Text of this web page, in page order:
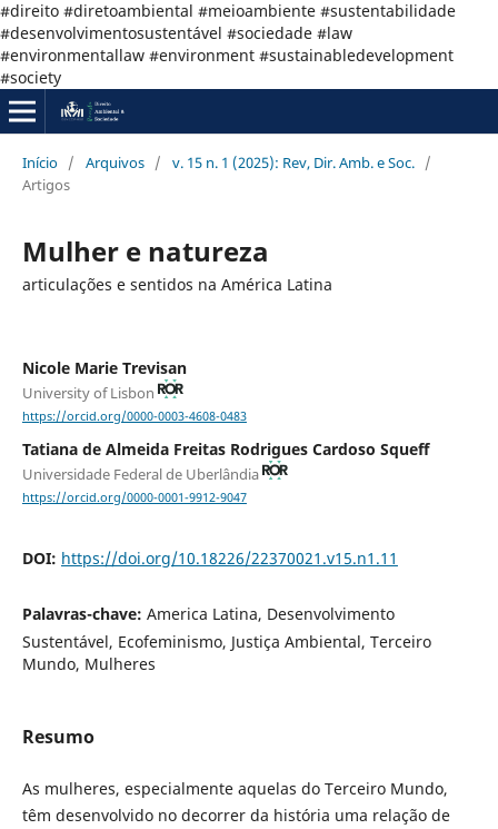
#direito #diretoambiental #meioambiente #sustentabilidade
#desenvolvimentosustentável #sociedade #law
#environmentallaw #environment #sustainabledevelopment
#society
Início / Arquivos / v. 15 n. 1 (2025): Rev, Dir. Amb. e Soc. /
Artigos
Mulher e natureza
articulações e sentidos na América Latina
Nicole Marie Trevisan
University of Lisbon
https://orcid.org/0000-0003-4608-0483
Tatiana de Almeida Freitas Rodrigues Cardoso Squeff
Universidade Federal de Uberlândia
https://orcid.org/0000-0001-9912-9047
DOI: https://doi.org/10.18226/22370021.v15.n1.11
Palavras-chave: America Latina, Desenvolvimento
Sustentável, Ecofeminismo, Justiça Ambiental, Terceiro
Mundo, Mulheres
Resumo
As mulheres, especialmente aquelas do Terceiro Mundo,
têm desenvolvido no decorrer da história uma relação de